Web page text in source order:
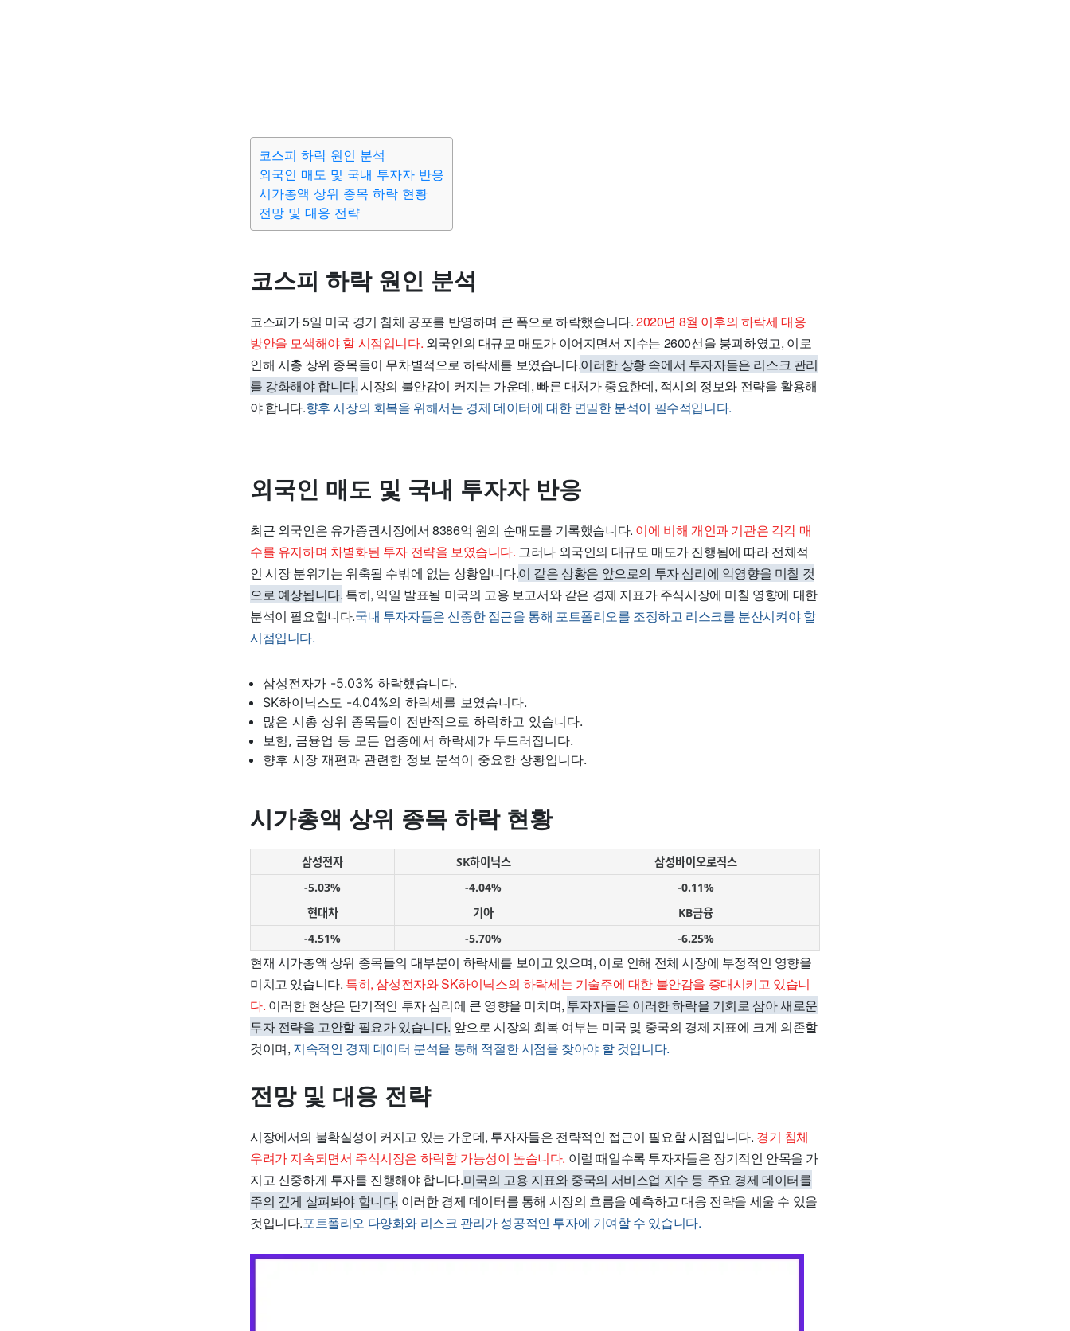
코스피 하락 원인 분석
외국인 매도 및 국내 투자자 반응
시가총액 상위 종목 하락 현황
전망 및 대응 전략
코스피 하락 원인 분석
코스피가 5일 미국 경기 침체 공포를 반영하며 큰 폭으로 하락했습니다.2020년 8월 이후의 하락세 대응
방안을 모색해야 할 시점입니다. 외국인의 대규모 매도가 이어지면서 지수는 2600선을 붕괴하였고, 이로
인해 시총 상위 종목들이 무차별적으로 하락세를 보였습니다.이러한 상황 속에서 투자자들은 리스크 관리
를 강화해야 합니다.시장의 불안감이 커지는 가운데, 빠른 대처가 중요한데, 적시의 정보와 전략을 활용해
야 합니다.향후 시장의 회복을 위해서는 경제 데이터에 대한 면밀한 분석이 필수적입니다.
외국인 매도 및 국내 투자자 반응
최근 외국인은 유가증권시장에서 8386억 원의 순매도를 기록했습니다. 이에 비해 개인과 기관은 각각 매
수를 유지하며 차별화된 투자 전략을 보였습니다. 그러나 외국인의 대규모 매도가 진행됨에 따라 전체적
인 시장 분위기는 위축될 수밖에 없는 상황입니다.이 같은 상황은 앞으로의 투자 심리에 악영향을 미칠 것
으로 예상됩니다. 특히, 익일 발표될 미국의 고용 보고서와 같은 경제 지표가 주식시장에 미칠 영향에 대한
분석이 필요합니다.국내 투자자들은 신중한 접근을 통해 포트폴리오를 조정하고 리스크를 분산시켜야 할
시점입니다.
삼성전자가 -5.03% 하락했습니다.
SK하이닉스도 -4.04%의 하락세를 보였습니다.
많은 시총 상위 종목들이 전반적으로 하락하고 있습니다.
보험, 금융업 등 모든 업종에서 하락세가 두드러집니다.
향후 시장 재편과 관련한 정보 분석이 중요한 상황입니다.
시가총액 상위 종목 하락 현황
삼성전자 SK하이닉스
삼성바이오로직스
-5.03%
-4.04%
-0.11%
현대차
기아
KB금융
-4.51%
-5.70% -6.25%
현재 시가총액 상위 종목들의 대부분이 하락세를 보이고 있으며, 이로 인해 전체 시장에 부정적인 영향을
미치고 있습니다. 특히, 삼성전자와 SK하이닉스의 하락세는 기술주에 대한 불안감을 증대시키고 있습니
다. 이러한 현상은 단기적인 투자 심리에 큰 영향을 미치며, 투자자들은 이러한 하락을 기회로 삼아 새로운
투자 전략을 고안할 필요가 있습니다. 앞으로 시장의 회복 여부는 미국 및 중국의 경제 지표에 크게 의존할
것이며, 지속적인 경제 데이터 분석을 통해 적절한 시점을 찾아야 할 것입니다.
전망 및 대응 전략
시장에서의 불확실성이 커지고 있는 가운데, 투자자들은 전략적인 접근이 필요할 시점입니다. 경기 침체
우려가 지속되면서 주식시장은 하락할 가능성이 높습니다. 이럴 때일수록 투자자들은 장기적인 안목을 가
지고 신중하게 투자를 진행해야 합니다.미국의 고용 지표와 중국의 서비스업 지수 등 주요 경제 데이터를
주의 깊게 살펴봐야 합니다. 이러한 경제 데이터를 통해 시장의 흐름을 예측하고 대응 전략을 세울 수 있을
것입니다.포트폴리오 다양화와 리스크 관리가 성공적인 투자에 기여할 수 있습니다.